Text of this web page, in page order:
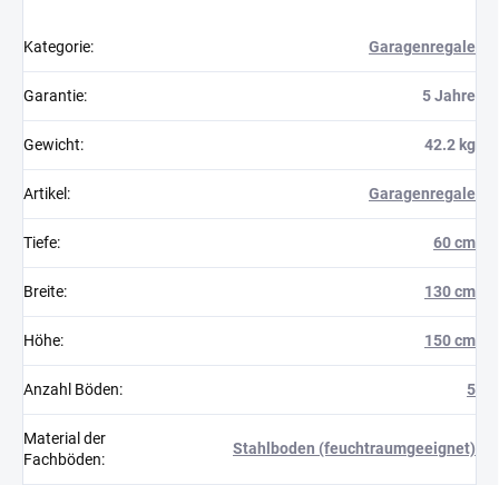
Kategorie: Garagenregale
Garantie: 5 Jahre
Gewicht: 42.2 kg
Artikel : Garagenregale
Tiefe: 60 cm
Breite: 130 cm
Höhe: 150 cm
Anzahl Böden: 5
Material der
Fachböden:
Stahlboden (feuchtraumgeeignet)